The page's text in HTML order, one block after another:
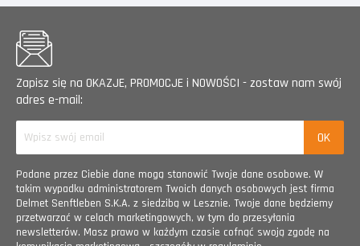
Zapisz się na OKAZJE, PROMOCJE i NOWOŚCI - zostaw nam swój
adres e-mail:
Podane przez Ciebie dane mogą stanowić Twoje dane osobowe. W
takim wypadku administratorem Twoich danych osobowych jest firma
Delmet Senftleben S.K.A. z siedzibą w Lesznie. Twoje dane będziemy
przetwarzać w celach marketingowych, w tym do przesyłania
newsletterów. Masz prawo w każdym czasie cofnąć swoją zgodę na